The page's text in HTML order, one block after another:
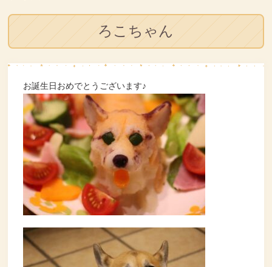
ろこちゃん
お誕生日おめでとうございます♪